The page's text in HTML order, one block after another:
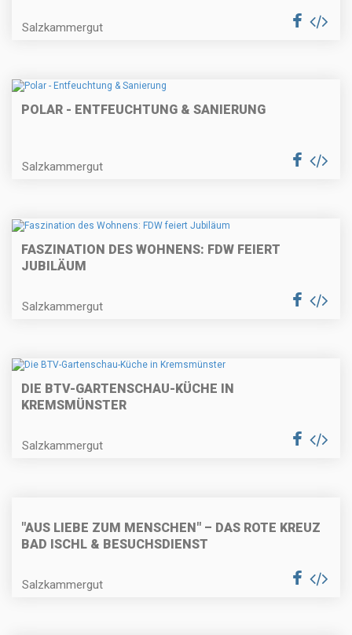
Salzkammergut
POLAR - ENTFEUCHTUNG & SANIERUNG
Salzkammergut
FASZINATION DES WOHNENS: FDW FEIERT
JUBILÄUM
Salzkammergut
DIE BTV-GARTENSCHAU-KÜCHE IN
KREMSMÜNSTER
Salzkammergut
"AUS LIEBE ZUM MENSCHEN" – DAS ROTE KREUZ
BAD ISCHL & BESUCHSDIENST
Salzkammergut